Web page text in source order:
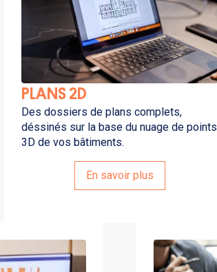
PLANS 2D
Des dossiers de plans complets,
déssinés sur la base du nuage de points
3D de vos bâtiments.
En savoir plus